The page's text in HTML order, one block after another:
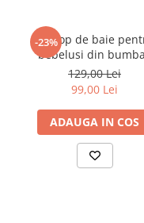
-23%
Prosop de baie
bebelusi din
Frotte, cu gluga, Fluffy
75 x 75 cm
129,00 Lei
99,00 Lei
ADAUGA IN COS